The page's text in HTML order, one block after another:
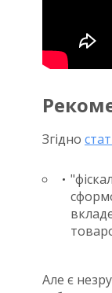
Згідно
Але є